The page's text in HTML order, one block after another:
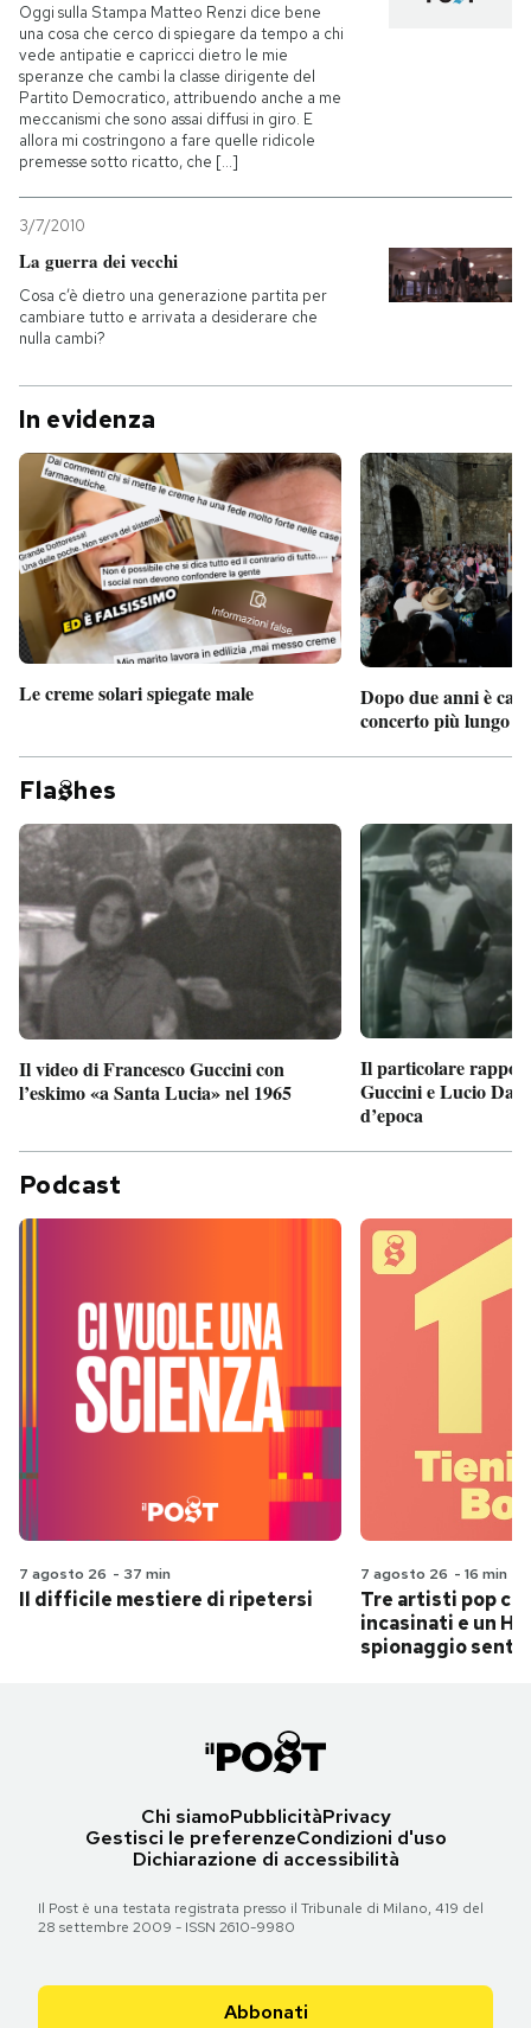
Oggi sulla Stampa Matteo Renzi dice bene
una cosa che cerco di spiegare da tempo a chi
vede antipatie e capricci dietro le mie
speranze che cambi la classe dirigente del
Partito Democratico, attribuendo anche a me
meccanismi che sono assai diffusi in giro. E
allora mi costringono a fare quelle ridicole
premesse sotto ricatto, che [...]
3/7/2010
La guerra dei vecchi
Cosa c’è dietro una generazione partita per
cambiare tutto e arrivata a desiderare che
nulla cambi?
In evidenza
Le creme solari spiegate male
Dopo due anni è
concerto più lungo
Fla hes
Il video di Francesco Guccini con
l’eskimo «a Santa Lucia» nel 1965
Il particolare
Guccini e Lucio
d’epoca
Podcast
7 agosto 26 - 37 min
Il difficile mestiere di ripetersi
7 agosto 26 - 16 min
Tre artisti pop
incasinati e un
spionaggio
Chi siamoPubblicitàPrivacy
Gestisci le preferenzeCondizioni d'uso
Dichiarazione di accessibilità
Il Post è una testata registrata presso il Tribunale di Milano, 419 del
28 settembre 2009 - ISSN 2610-9980
Abbonati